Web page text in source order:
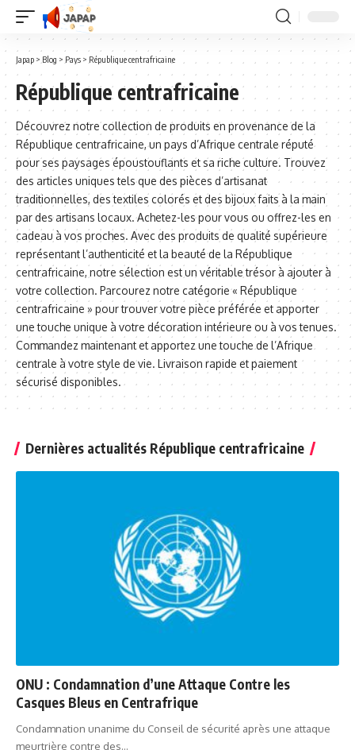
Japap > Blog > Pays > République centrafricaine
République centrafricaine
Découvrez notre collection de produits en provenance de la
République centrafricaine, un pays d’Afrique centrale réputé
pour ses paysages époustouflants et sa riche culture. Trouvez
des articles uniques tels que des pièces d’artisanat
traditionnelles, des textiles colorés et des bijoux faits à la main
par des artisans locaux. Achetez-les pour vous ou offrez-les en
cadeau à vos proches. Avec des produits de qualité supérieure
représentant l’authenticité et la beauté de la République
centrafricaine, notre sélection est un véritable trésor à ajouter à
votre collection. Parcourez notre catégorie « République
centrafricaine » pour trouver votre pièce préférée et apporter
une touche unique à votre décoration intérieure ou à vos tenues.
Commandez maintenant et apportez une touche de l’Afrique
centrale à votre style de vie. Livraison rapide et paiement
sécurisé disponibles.
Dernières actualités République centrafricaine
ONU : Condamnation d’une Attaque Contre les
Casques Bleus en Centrafrique
Condamnation unanime du Conseil de sécurité après une attaque
meurtrière contre des…